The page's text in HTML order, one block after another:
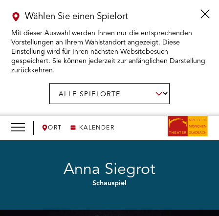
ORT KALENDER
Wählen Sie einen Spielort
Mit dieser Auswahl werden Ihnen nur die entsprechenden
Vorstellungen an Ihrem Wahlstandort angezeigt. Diese
Einstellung wird für Ihren nächsten Websitebesuch
gespeichert. Sie können jederzeit zur anfänglichen Darstellung
zurückkehren.
KARTENKAUF ÖFFNEN
WIR ÖFFNEN
DAS THEATER ÖFFNEN
Anna Siegrot
Schauspiel